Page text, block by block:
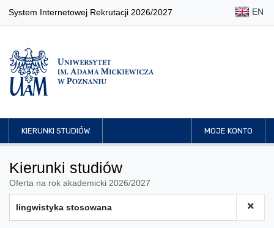
System Internetowej Rekrutacji 2026/2027 EN
KIERUNKI STUDIÓW MOJE KONTO
Kierunki studiów
Oferta na rok akademicki 2026/2027